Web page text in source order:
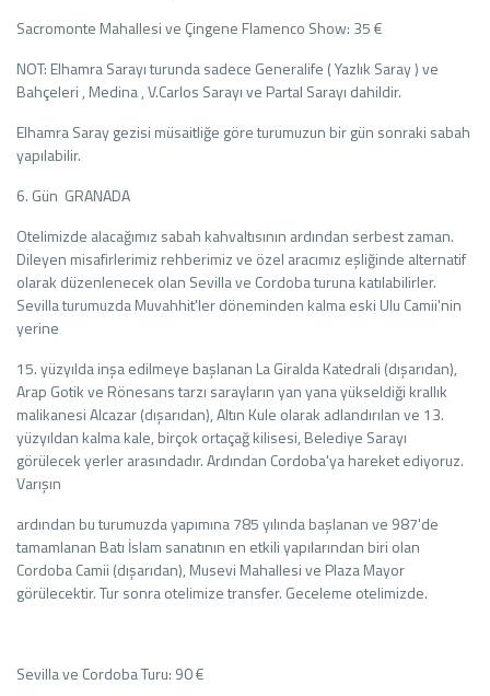
Sacromonte Mahallesi ve Çingene Flamenco Show: 35 €
NOT: Elhamra Sarayı turunda sadece Generalife ( Yazlık Saray ) ve
Bahçeleri , Medina , V.Carlos Sarayı ve Partal Sarayı dahildir.
Elhamra Saray gezisi müsaitliğe göre turumuzun bir gün sonraki sabah
yapılabilir.
6. Gün GRANADA
Otelimizde alacağımız sabah kahvaltısının ardından serbest zaman.
Dileyen misafirlerimiz rehberimiz ve özel aracımız eşliğinde alternatif
olarak düzenlenecek olan Sevilla ve Cordoba turuna katılabilirler.
Sevilla turumuzda Muvahhit'ler döneminden kalma eski Ulu Camii'nin
yerine
15. yüzyılda inşa edilmeye başlanan La Giralda Katedrali (dışarıdan),
Arap Gotik ve Rönesans tarzı sarayların yan yana yükseldiği krallık
malikanesi Alcazar (dışarıdan), Altın Kule olarak adlandırılan ve 13.
yüzyıldan kalma kale, birçok ortaçağ kilisesi, Belediye Sarayı
görülecek yerler arasındadır. Ardından Cordoba'ya hareket ediyoruz.
Varışın
ardından bu turumuzda yapımına 785 yılında başlanan ve 987'de
tamamlanan Batı İslam sanatının en etkili yapılarından biri olan
Cordoba Camii (dışarıdan), Musevi Mahallesi ve Plaza Mayor
görülecektir. Tur sonra otelimize transfer. Geceleme otelimizde.
Sevilla ve Cordoba Turu: 90 €